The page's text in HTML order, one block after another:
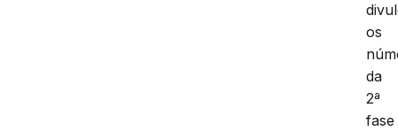
os
da
2ª
fase